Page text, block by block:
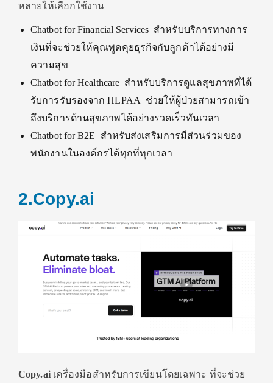
หลายให้เลือกใช้งาน
Chatbot for Financial Services สำหรับบริการทางการ
เงินที่จะช่วยให้คุณพูดคุยธุรกิจกับลูกค้าได้อย่างมี
ความสุข
Chatbot for Healthcare สำหรับบริการดูแลสุขภาพที่ได้
รับการรับรองจาก HLPAA ช่วยให้ผู้ป่วยสามารถเข้า
ถึงบริการด้านสุขภาพได้อย่างรวดเร็วทันเวลา
Chatbot for B2E สำหรับส่งเสริมการมีส่วนร่วมของ
พนักงานในองค์กรได้ทุกที่ทุกเวลา
2.Copy.ai
Copy.aiเครื่องมือสำหรับการเขียนโดยเฉพาะ ที่จะช่วย